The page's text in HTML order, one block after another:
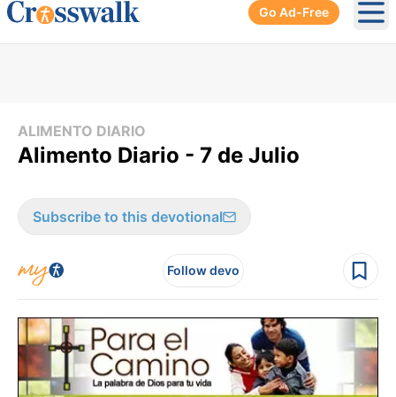
Go Ad-Free
ALIMENTO DIARIO
Alimento Diario - 7 de Julio
Subscribe to this devotional
Follow devo